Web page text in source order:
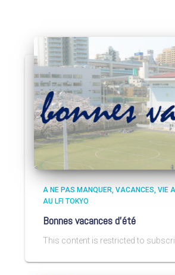
A NE PAS MANQUER VACANCES VIE
AU LFI TOKYO
Bonnes vacances d’été
This content is restricted to